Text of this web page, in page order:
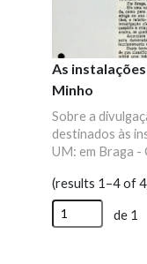
As
Minho
Sobre a
destinados às
UM: em Braga -
(results 1–4 of
de 1